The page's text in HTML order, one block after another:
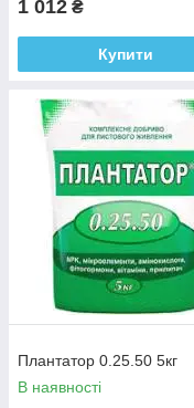
1 012 ₴
Купити
Плантатор 0.25.50 5кг
В наявності